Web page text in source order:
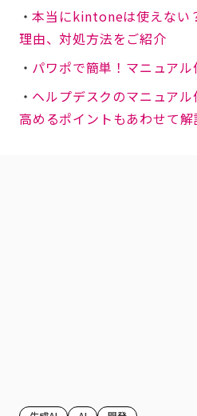
・本当にkintoneは使えない
理由、対処方法をご紹介
・ パワポで簡単！マニュア
・ ヘルプデスクのマニュア
高めるポイントもあわせて解